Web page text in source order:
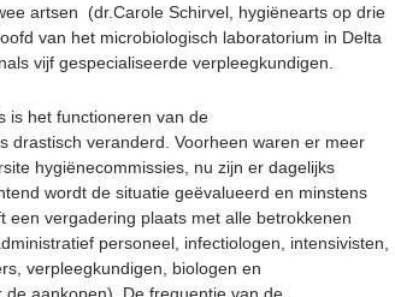
artsen (dr.Carole Schirvel, hygiënearts op drie
van het microbiologisch laboratorium in Delta
vijf gespecialiseerde verpleegkundigen.
is het functioneren van de
drastisch veranderd. Voorheen waren er meer
hygiënecommissies, nu zijn er dagelijks
wordt de situatie geëvalueerd en minstens
een vergadering plaats met alle betrokkenen
personeel, infectiologen, intensivisten,
verpleegkundigen, biologen en